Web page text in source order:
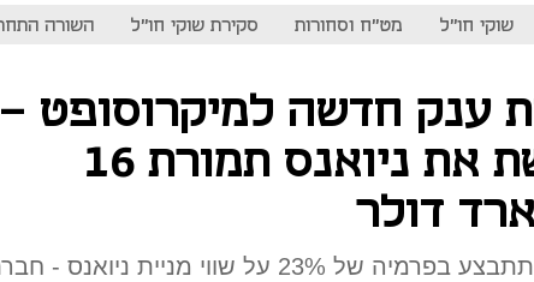
שוקי חו"ל מט"ח וסחורות סקירת שוקי חו"ל השורה
ענק חדשה למיקרוסופט -
רוכשת את ניואנס תמורת 16
דולר
העסקה תתבצע בפרמיה של 23% על שווי מניית ניואנס -